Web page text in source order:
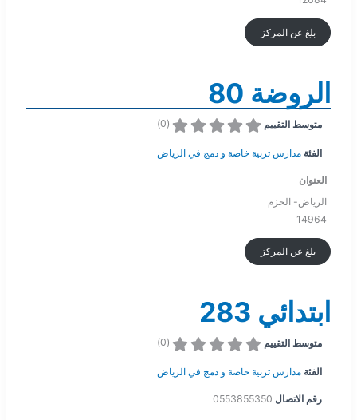
بلغ عن المركز
الروضة 80
متوسط التقييم (
0
)
الفئة مدارس تربية خاصة و دمج في الرياض
العنوان
الرياض- الحزم
14964
بلغ عن المركز
ابتدائي 283
متوسط التقييم (
0
)
الفئة مدارس تربية خاصة و دمج في الرياض
رقم الاتصال 0553855350